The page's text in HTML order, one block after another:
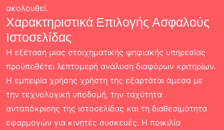
ακολουθεί.
Χαρακτηριστικά Επιλογής Ασφαλούς
Ιστοσελίδας
Η εξέταση μιας στοιχηματικής ψηφιακής υπηρεσίας
προϋποθέτει λεπτομερή ανάλυση διαφόρων κριτηρίων.
Η εμπειρία χρήσης χρήστη της εξαρτάται άμεσα με
την τεχνολογική υποδομή, την ταχύτητα
ανταπόκρισης της ιστοσελίδας και τη διαθεσιμότητα
εφαρμογών για κινητές συσκευές. Η ποικιλία